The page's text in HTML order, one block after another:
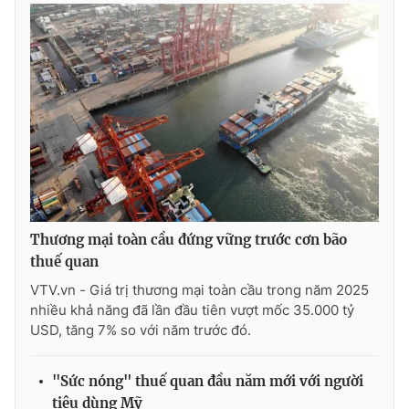
THỜI BÁO VTV
Theo dõi báo trên
Đài Truyền hình Việt Nam
Cơ quan báo chí:
Giấy phép hoạt động báo in và báo điện tử số 483/GP-BTTTT
cấp ngày 29/12/2023
Tổng Biên tập:Vũ Thanh Thủy
Tổng đài VTV:
024.38 355 931 - 024.38 355 932
Thương mại toàn cầu đứng vững trước cơn bão
thuế quan
VTV.vn - Giá trị thương mại toàn cầu trong năm 2025
nhiều khả năng đã lần đầu tiên vượt mốc 35.000 tỷ
USD, tăng 7% so với năm trước đó.
"Sức nóng" thuế quan đầu năm mới với người
tiêu dùng Mỹ